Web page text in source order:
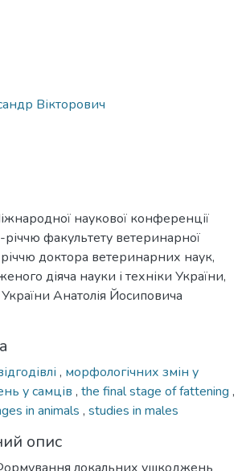
Вікторович
наукової конференції
факультету ветеринарної
доктора ветеринарних наук,
діяча науки і техніки України,
Анатолія Йосиповича
, морфологічних змін у
у самців , the final stage of fattening ,
in animals , studies in males
опис